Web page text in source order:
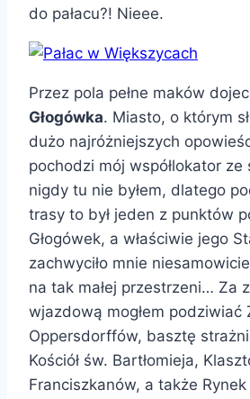
do pałacu?! Nieee.
Przez pola pełne maków
Głogówka. Miasto, o którym
dużo najróżniejszych
pochodzi mój współlokator ze
nigdy tu nie byłem, dlatego
trasy to był jeden z punktów
Głogówek, a właściwie jego
zachwyciło mnie
na tak małej przestrzeni… Za
wjazdową mogłem podziwiać
Oppersdorffów, basztę
Kościół św. Bartłomieja,
Franciszkanów, a także Rynek